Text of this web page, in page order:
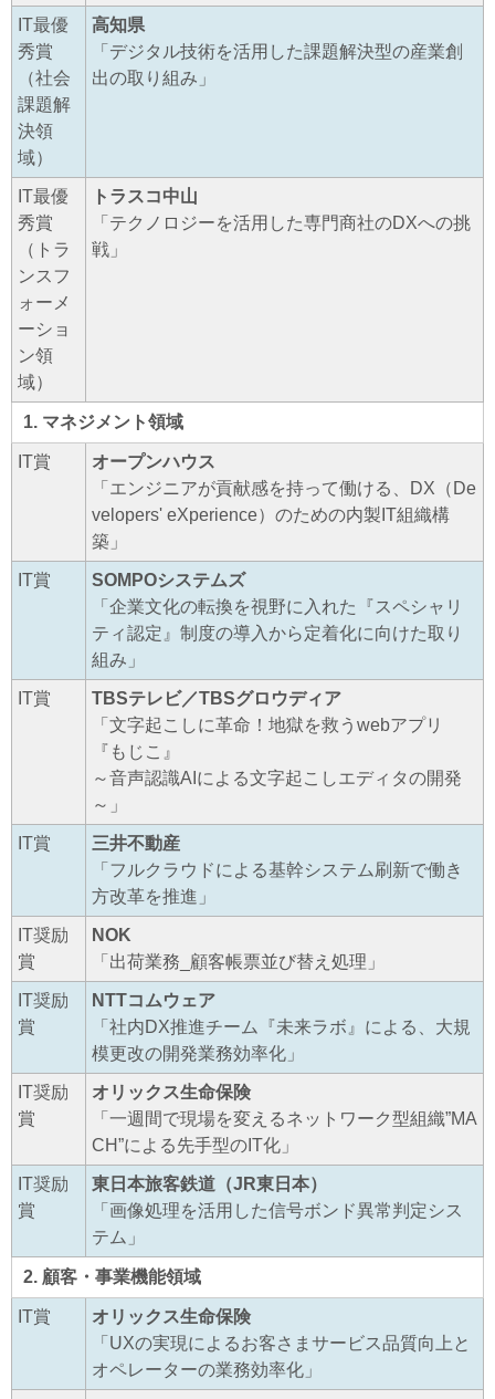
IT最優
秀賞
（社会
課題解
決領
域）
高知県
「デジタル技術を活用した課題解決型の産業創
出の取り組み」
IT最優
秀賞
（トラ
ンスフ
ォーメ
ーショ
ン領
域）
トラスコ中山
「テクノロジーを活用した専門商社のDXへの挑
戦」
1. マネジメント領域
IT賞
オープンハウス
「エンジニアが貢献感を持って働ける、DX（De
velopers' eXperience）のための内製IT組織構
築」
IT賞
SOMPOシステムズ
「企業文化の転換を視野に入れた『スペシャリ
ティ認定』制度の導入から定着化に向けた取り
組み」
IT賞
TBSテレビ／TBSグロウディア
「文字起こしに革命！地獄を救うwebアプリ
『もじこ』
～音声認識AIによる文字起こしエディタの開発
～」
IT賞
三井不動産
「フルクラウドによる基幹システム刷新で働き
方改革を推進」
IT奨励
賞
NOK
「出荷業務_顧客帳票並び替え処理」
IT奨励
賞
NTTコムウェア
「社内DX推進チーム『未来ラボ』による、大規
模更改の開発業務効率化」
IT奨励
賞
オリックス生命保険
「一週間で現場を変えるネットワーク型組織”MA
CH”による先手型のIT化」
IT奨励
賞
東日本旅客鉄道（JR東日本）
「画像処理を活用した信号ボンド異常判定シス
テム」
2. 顧客・事業機能領域
IT賞
オリックス生命保険
「UXの実現によるお客さまサービス品質向上と
オペレーターの業務効率化」